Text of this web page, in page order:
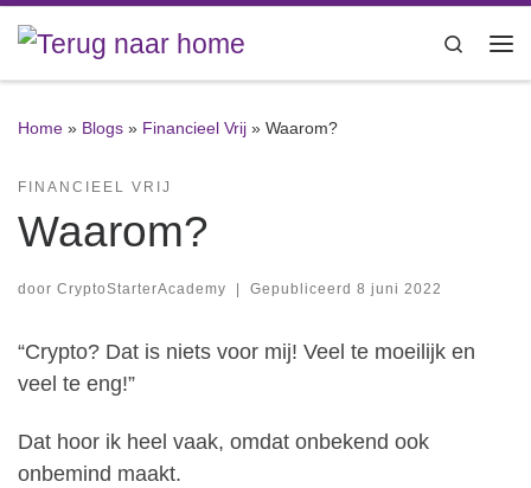
Ga naar inhoud
Search
Home » Blogs » Financieel Vrij » Waarom?
FINANCIEEL VRIJ
Waarom?
door CryptoStarterAcademy | Gepubliceerd 8 juni 2022
“Crypto? Dat is niets voor mij! Veel te moeilijk en
veel te eng!”
Dat hoor ik heel vaak, omdat onbekend ook
onbemind maakt.